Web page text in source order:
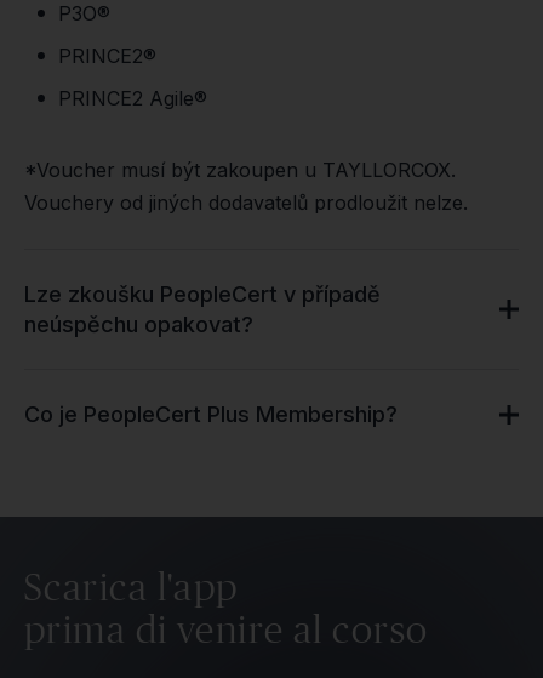
P3O®
PRINCE2®
PRINCE2 Agile®
*Voucher musí být zakoupen u TAYLLORCOX.
Vouchery od jiných dodavatelů prodloužit nelze.
Lze zkoušku PeopleCert v případě
neúspěchu opakovat?
Co je PeopleCert Plus Membership?
Scarica l'app
prima di venire al corso